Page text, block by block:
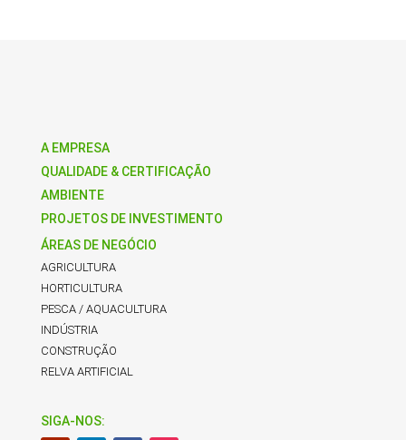
A EMPRESA
QUALIDADE & CERTIFICAÇÃO
AMBIENTE
PROJETOS DE INVESTIMENTO
ÁREAS DE NEGÓCIO
AGRICULTURA
HORTICULTURA
PESCA / AQUACULTURA
INDÚSTRIA
CONSTRUÇÃO
RELVA ARTIFICIAL
SIGA-NOS: